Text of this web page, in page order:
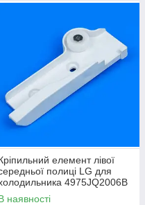
елемент лівої
полиці LG для
4975JQ2006B
наявності